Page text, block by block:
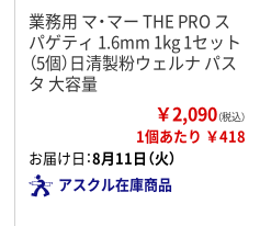
業務用 マ・マー THE PRO ス
パゲティ 1.6mm 1kg 1セット
（5個）日清製粉ウェルナ パス
タ 大容量
￥2,090（税込）
1個あたり ￥418
お届け日：8月11日（火）
アスクル在庫商品